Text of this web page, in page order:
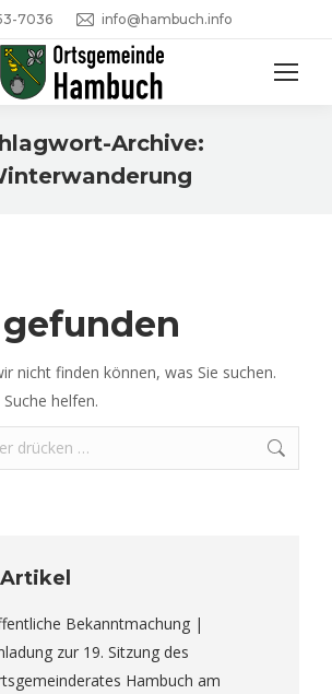
7036 info@hambuch.info
Archive:
nicht finden können, was Sie suchen.
helfen.
Bekanntmachung |
zur 19. Sitzung des
Hambuch am